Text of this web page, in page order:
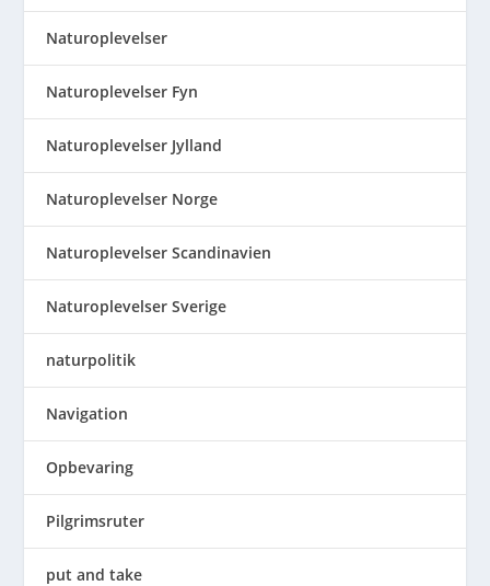
Naturoplevelser
Naturoplevelser Fyn
Naturoplevelser Jylland
Naturoplevelser Norge
Naturoplevelser Scandinavien
Naturoplevelser Sverige
naturpolitik
Navigation
Opbevaring
Pilgrimsruter
put and take